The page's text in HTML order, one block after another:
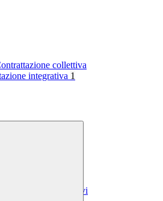
collettiva
integrativa 1
Costi contratti integrativi